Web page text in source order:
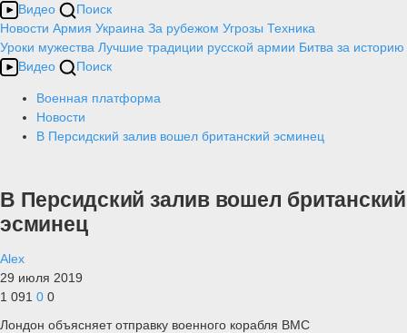
Видео
Поиск
Новости Армия Украина За рубежом Угрозы Техника
Уроки мужества Лучшие традиции русской армии Битва за историю
Видео
Поиск
Военная платформа
Новости
В Персидский залив вошел британский эсминец
В Персидский залив вошел британский
эсминец
Alex
29 июля 2019
1 091 0 0
Лондон объясняет отправку военного корабля ВМС